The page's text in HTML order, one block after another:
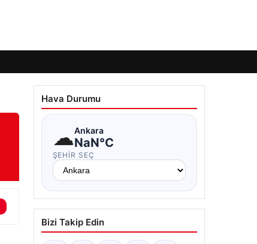
Hava Durumu
☁Ankara
NaN°C
ŞEHIR SEÇ
Bizi Takip Edin